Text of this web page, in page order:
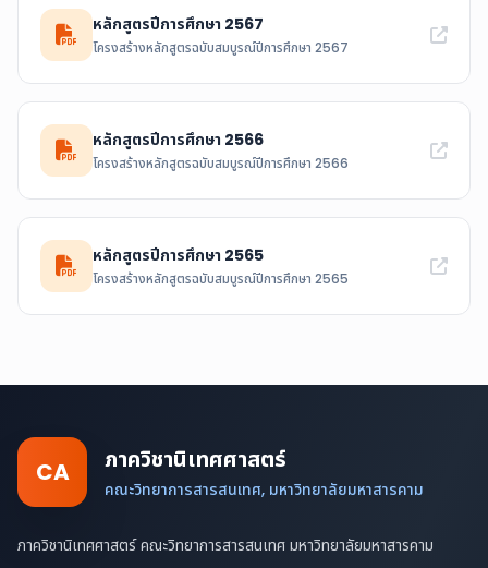
หลักสูตรปีการศึกษา 2567
โครงสร้างหลักสูตรฉบับสมบูรณ์ปีการศึกษา 2567
หลักสูตรปีการศึกษา 2566
โครงสร้างหลักสูตรฉบับสมบูรณ์ปีการศึกษา 2566
หลักสูตรปีการศึกษา 2565
โครงสร้างหลักสูตรฉบับสมบูรณ์ปีการศึกษา 2565
CA ภาควิชานิเทศศาสตร์
คณะวิทยาการสารสนเทศ, มหาวิทยาลัยมหาสารคาม
ภาควิชานิเทศศาสตร์ คณะวิทยาการสารสนเทศ มหาวิทยาลัยมหาสารคาม